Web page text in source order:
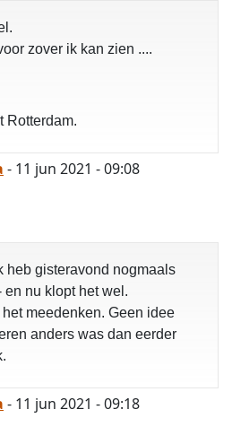
zover ik kan zien ....
Rotterdam.
- 11 jun 2021 - 09:08
heb gisteravond nogmaals
en nu klopt het wel.
het meedenken. Geen idee
anders was dan eerder
- 11 jun 2021 - 09:18